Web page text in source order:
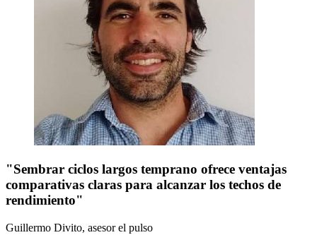
"Sembrar ciclos largos temprano ofrece ventajas
comparativas claras para alcanzar los techos de
rendimiento"
Guillermo Divito, asesor el pulso